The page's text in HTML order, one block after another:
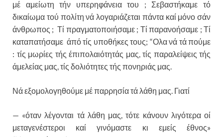
μέ α­μείωτη τήν υπερηφάνεια του ; Σεβαστήκαμε τό
δικαίωμα τού πολίτη νά λογαριάζεται πάντα καί μόνο σάν
άνθρω­πος ; Τί πραγματοποιήσαμε ; Τί παρανοήσαμε ; Τί
κα­ταπατήσαμε άπό τίς υποθήκες τους; “Ολα νά τά πούμε
: τίς μωρίες τής έπιπολαιότητάς μας, τίς παραλείψεις τής
άμελείας μας, τίς δολιότητες τής πονηριάς μας.
Νά εξομολογηθούμε μέ παρρησία τά λάθη μας. Γιατί
— «όταν λέγονται τά λάθη μας, τότε κάνουν λιγότερα οί
μεταγενέστεροι καί γινόμαστε κι εμείς έθνος»